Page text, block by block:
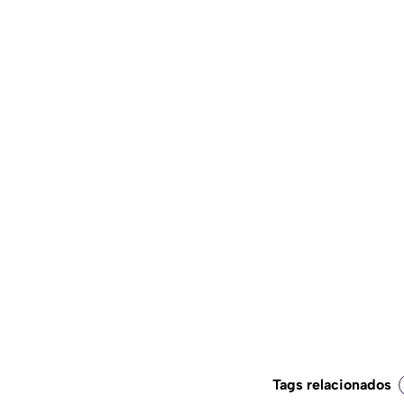
Tags relacionados